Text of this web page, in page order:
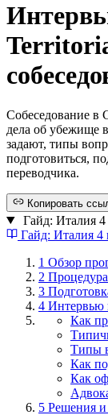
Собеседование в
дела об убежище
задают, типы
подготовиться,
переводчика.
Копировать
Гайд: Италия 4
Гайд: Италия 4
1 Обзор
2
3
4 Интервью
Как
Типы
Как
Как
5 Решения и